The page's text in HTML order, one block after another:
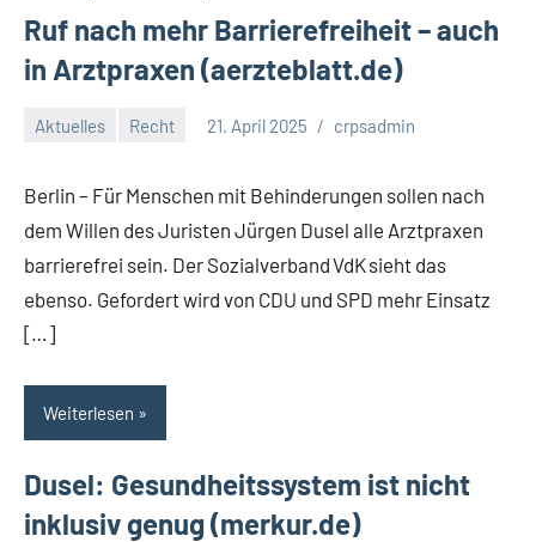
Ruf nach mehr Barrierefreiheit – auch
in Arztpraxen (aerzteblatt.de)
Aktuelles Recht 21. April 2025 crpsadmin
Berlin – Für Menschen mit Behinderungen sollen nach
dem Willen des Juristen Jürgen Dusel alle Arztpraxen
barrierefrei sein. Der Sozialverband VdK sieht das
ebenso. Gefordert wird von CDU und SPD mehr Einsatz
[…]
Weiterlesen
Dusel: Gesundheitssystem ist nicht
inklusiv genug (merkur.de)